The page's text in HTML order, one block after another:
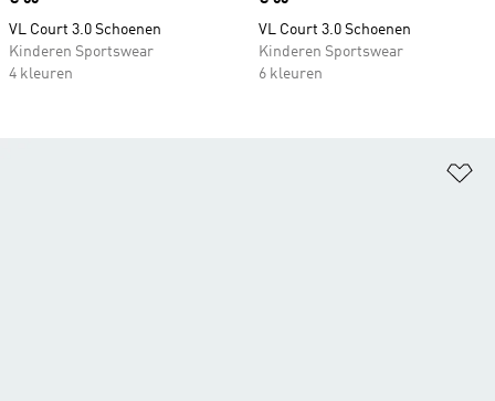
VL Court 3.0 Schoenen
Kinderen Sportswear
4 kleuren
VL Court 3.0 Schoenen
Kinderen Sportswear
6 kleuren